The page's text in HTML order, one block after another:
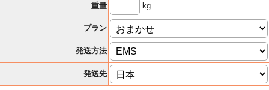
重量
kg
プラン
発送方法
発送先